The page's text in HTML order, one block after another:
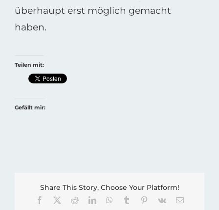
überhaupt erst möglich gemacht
haben.
Teilen mit:
Gefällt mir:
Share This Story, Choose Your Platform!
Facebook RedditLinkedInWhatsApp
Tumblr Pinterest
Vk
E-